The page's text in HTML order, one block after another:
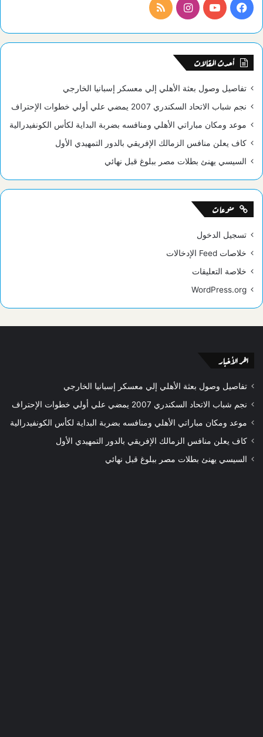
فيسبوكيوتيوبانستقرامملخص
الموقع
أحدث المقالات
تفاصيل وصول بعثة الأهلي إلي معسكر إسبانيا الخارجي
نجم شباب الاتحاد السكندري 2007 يمضي علي أولي خطوات الإحتراف
موعد ومكان مباراتي الأهلي ومنافسه بضربة البداية لكأس الكونفيدرالية
كاف يعلن منافس الزمالك الإفريقي بالدور التمهيدي الأول
السيسي يهنئ بطلات مصر ببلوغ قبل نهائي
منوعات
تسجيل الدخول
خلاصات Feed الإدخالات
خلاصة التعليقات
WordPress.org
اخر الأخبار
تفاصيل وصول بعثة الأهلي إلي معسكر إسبانيا الخارجي
نجم شباب الاتحاد السكندري 2007 يمضي علي أولي خطوات الإحتراف
موعد ومكان مباراتي الأهلي ومنافسه بضربة البداية لكأس الكونفيدرالية
كاف يعلن منافس الزمالك الإفريقي بالدور التمهيدي الأول
السيسي يهنئ بطلات مصر ببلوغ قبل نهائي